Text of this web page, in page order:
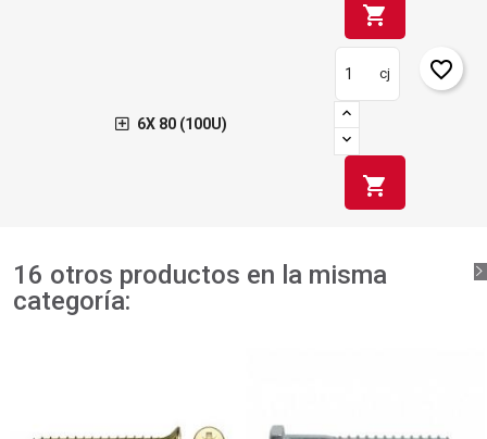
shopping_cart
6X 80 (100U)
cj
shopping_cart
favorite_border
16 otros productos en la misma
categoría: